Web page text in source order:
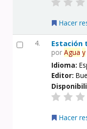
Hacer
4. Estación
porAgua y
Idioma:
Editor:
Hacer